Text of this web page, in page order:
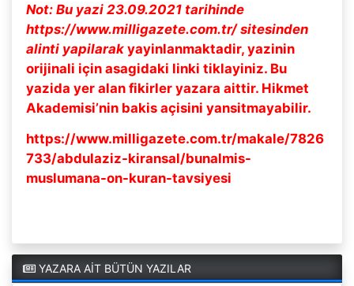
Not: Bu yazi 23.09.2021 tarihinde
https://www.milligazete.com.tr/ sitesinden
alinti yapilarak yayinlanmaktadir, yazinin
orijinali için asagidaki linki tiklayiniz. Bu
yazida yer alan fikirler yazara aittir. Hikmet
Akademisi’nin bakis açisini yansitmayabilir.
https://www.milligazete.com.tr/makale/7826
733/abdulaziz-kiransal/bunalmis-
muslumana-on-kuran-tavsiyesi
YAZARA AİT BÜTÜN YAZILAR